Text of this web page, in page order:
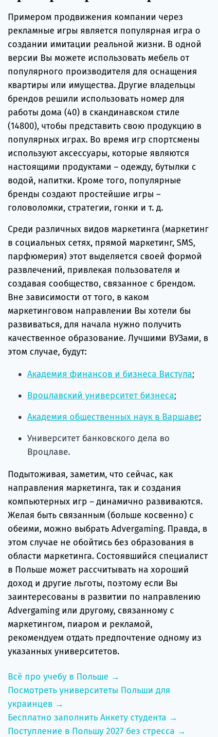
Примером продвижения компании через
рекламные игры является популярная игра о
создании имитации реальной жизни. В одной
версии Вы можете использовать мебель от
популярного производителя для оснащения
квартиры или имущества. Другие владельцы
брендов решили использовать номер для
работы дома (40) в скандинавском стиле
(14800), чтобы представить свою продукцию в
популярных играх. Во время игр спортсмены
используют аксессуары, которые являются
настоящими продуктами – одежду, бутылки с
водой, напитки. Кроме того, популярные
бренды создают простейшие игры –
головоломки, стратегии, гонки и т. д.
Среди различных видов маркетинга (маркетинг
в социальных сетях, прямой маркетинг, SMS,
парфюмерия) этот выделяется своей формой
развлечений, привлекая пользователя и
создавая сообщество, связанное с брендом.
Вне зависимости от того, в каком
маркетинговом направлении Вы хотели бы
развиваться, для начала нужно получить
качественное образование. Лучшими ВУЗами, в
этом случае, будут:
Академия финансов и бизнеса Вистула;
Вроцлавский университет бизнеса;
Академия общественных наук в Варшаве;
Университет банковского дела во
Вроцлаве.
Подытоживая, заметим, что сейчас, как
направления маркетинга, так и создания
компьютерных игр – динамично развиваются.
Желая быть связанным (больше косвенно) с
обеими, можно выбрать Advergaming. Правда, в
этом случае не обойтись без образования в
области маркетинга. Состоявшийся специалист
в Польше может рассчитывать на хороший
доход и другие льготы, поэтому если Вы
заинтересованы в развитии по направлению
Advergaming или другому, связанному с
маркетингом, пиаром и рекламой,
рекомендуем отдать предпочтение одному из
указанных университетов.
Всё про учебу в Польше →
Посмотреть университеты Польши для
украинцев →
Бесплатно заполнить Анкету студента →
Поступление в Польшу 2027 без стресса →